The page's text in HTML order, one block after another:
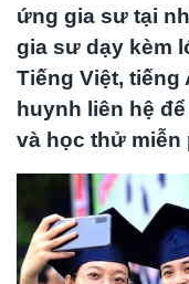
ứng gia sư tại
gia sư dạy kèm
Tiếng Việt, tiếng
huynh liên hệ
và học thử miễn